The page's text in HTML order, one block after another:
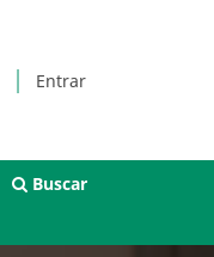
Entrar
Buscar